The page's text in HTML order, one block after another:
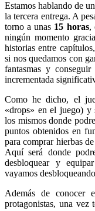
Estamos hablando de
la tercera entrega. A
torno a unas 15 horas,
ningún momento
historias entre
si nos quedamos con
fantasmas y
incrementada
Como he dicho, el
«drops» en el juego) y
los mismos donde
puntos obtenidos en
para comprar hierbas
Aquí será donde
desbloquear y
vayamos
Además de conocer
protagonistas, una vez